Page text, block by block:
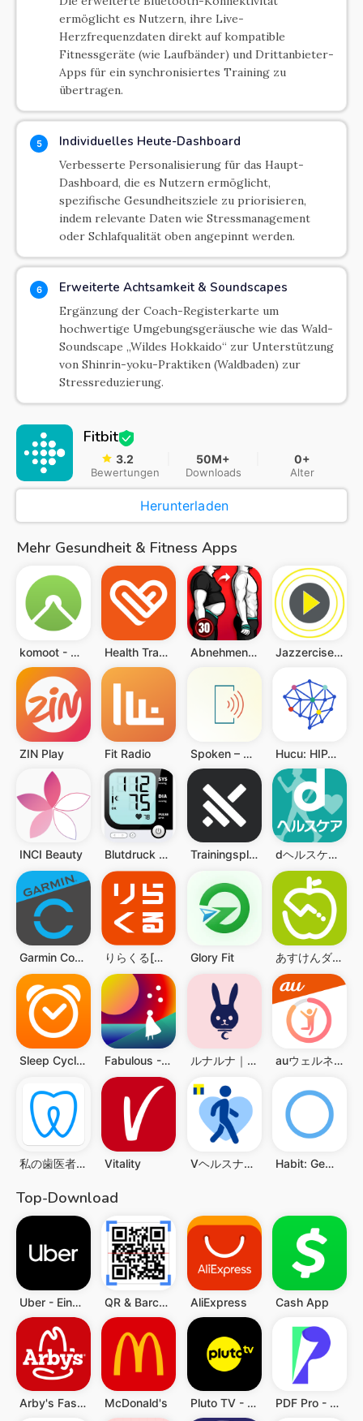
ermöglicht es Nutzern, ihre Live-
Herzfrequenzdaten direkt auf kompatible
Fitnessgeräte (wie Laufbänder) und Drittanbieter-
Apps für ein synchronisiertes Training zu
übertragen.
5 Individuelles Heute-Dashboard
Verbesserte Personalisierung für das Haupt-
Dashboard, die es Nutzern ermöglicht,
spezifische Gesundheitsziele zu priorisieren,
indem relevante Daten wie Stressmanagement
oder Schlafqualität oben angepinnt werden.
6 Erweiterte Achtsamkeit & Soundscapes
Ergänzung der Coach-Registerkarte um
hochwertige Umgebungsgeräusche wie das Wald-
Soundscape „Wildes Hokkaido“ zur Unterstützung
von Shinrin-yoku-Praktiken (Waldbaden) zur
Stressreduzierung.
Fitbit
3.2
Bewertungen
50M+
Downloads
0+
Alter
Herunterladen
Mehr Gesundheit & Fitness Apps
komoot - Wandern und Radfahren Health Tracker Abnehmen für Männer-30 Tagen Jazzercise On Demand
ZIN Play Fit Radio Spoken – Tap to Talk AAC Hucu: HIPAA Compliant Texting
INCI Beauty Blutdruck App Trainingsplan Muscle Booster dヘルスケア -歩数でdポイントがたまる健康管理アプリ-
Garmin Connect™ りらくる[公式] 全身もみほぐし・足つぼ＆フットケア Glory Fit あすけんダイエットアプリ カロリー計算や食事記録でダイエット
Sleep Cycle: Sleep Tracker Fabulous - Gewohnheitstracker ルナルナ｜生理日・体調・妊活・基礎体温・ピル服薬管理も！ auウェルネス-ヘルスケア＆歩くとコイン(ポイント)がたまる
私の歯医者さん Vitality Vヘルスナビ-歩いて歩数をVポイントに-歩く移動・歩くポイ活 Habit: Gewohnheiten Tracker
Top-Download
Uber - Eine Fahrt bestellen QR & Barcode Scanner (Deutsch) AliExpress Cash App
Arby's Fast Food Sandwiches McDonald's Pluto TV - TV, Filme & Serien PDF Pro - Reader & Maker